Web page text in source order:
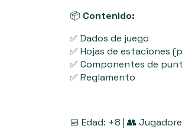
📦 Contenido:
✅ Dados de juego
✅ Hojas de estaciones
✅ Componentes de
✅ Reglamento
📅 Edad: +8 | 👥